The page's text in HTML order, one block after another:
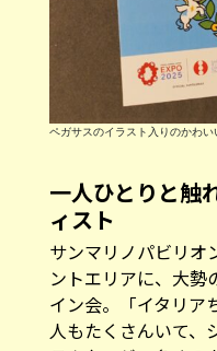
ペガサスのイラスト入りのかわい
一人ひとりと触
サンマリノパビリ
ントエリアに、大勢
イン会。「イタリア
人もたくさんいて、
ラクターが、多くの
いることがわかりま